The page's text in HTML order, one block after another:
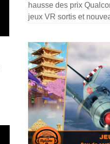
hausse des prix
jeux VR sortis et